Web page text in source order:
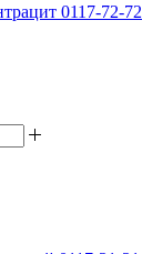
0117-72-72